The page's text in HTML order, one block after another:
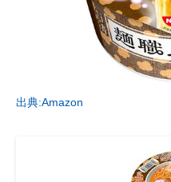
出典:Amazon